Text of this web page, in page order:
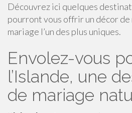
Découvrez ici quelques
pourront vous offrir un décor
mariage l’un des plus uniques.
Envolez-vous
l’Islande, une
de mariage